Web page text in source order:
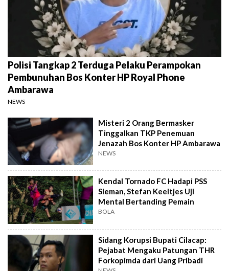
Polisi Tangkap 2 Terduga Pelaku Perampokan
Pembunuhan Bos Konter HP Royal Phone
Ambarawa
NEWS
Misteri 2 Orang Bermasker
Tinggalkan TKP Penemuan
Jenazah Bos Konter HP Ambarawa
NEWS
Kendal Tornado FC Hadapi PSS
Sleman, Stefan Keeltjes Uji
Mental Bertanding Pemain
BOLA
Sidang Korupsi Bupati Cilacap:
Pejabat Mengaku Patungan THR
Forkopimda dari Uang Pribadi